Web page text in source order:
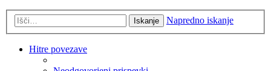
Iskanje Napredno iskanje
Hitre povezave